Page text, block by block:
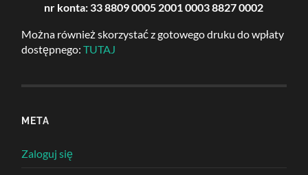
nr konta: 33 8809 0005 2001 0003 8827 0002
Można również skorzystać z gotowego druku do wpłaty
dostępnego: TUTAJ
META
Zaloguj się